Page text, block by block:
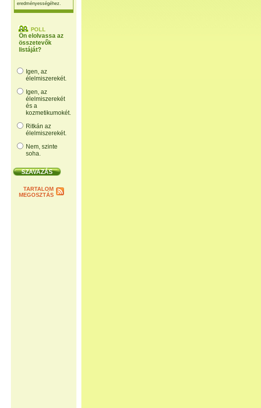
eredményességéhez.
POLL
Ön elolvassa az
összetevők
listáját?
Igen, az
élelmiszerekét.
Igen, az
élelmiszerekét
és a
kozmetikumokét.
Ritkán az
élelmiszerekét.
Nem, szinte
soha.
TARTALOM
MEGOSZTÁS